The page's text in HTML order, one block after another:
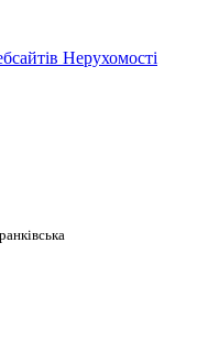
Нерухомості